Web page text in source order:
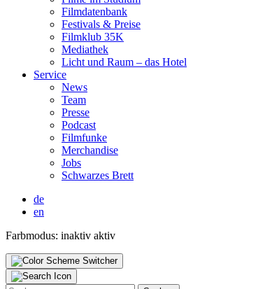
Film­da­ten­bank
Fes­ti­vals & Prei­se
Film­klub 35K
Media­thek
Licht und Raum – das Hotel
Ser­vice
News
Team
Pres­se
Pod­cast
Film­fun­ke
Mer­chan­di­se
Jobs
Schwar­zes Brett
de
en
Farbmodus: inaktiv aktiv